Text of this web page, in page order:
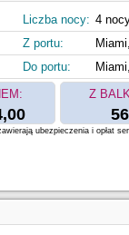
Liczba nocy: 4
Z portu:
Do portu:
Z
ubezpieczenia i opłat